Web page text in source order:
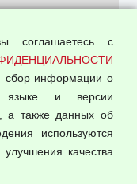
данных
соглашаетесь с
сбор информации о
языке и версии
а также данных об
используются
качества